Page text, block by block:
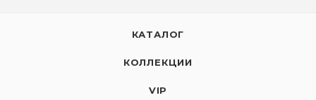
КАТАЛОГ
КОЛЛЕКЦИИ
VIP